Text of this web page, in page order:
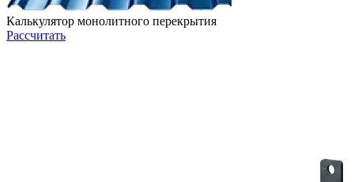
Калькулятор монолитного перекрытия
Рассчитать